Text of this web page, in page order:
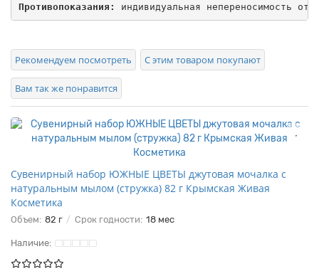
Противопоказания: индивидуальная непереносимость
Рекомендуем посмотреть С этим товаром покупают
Вам так же понравится
Сувенирный набор ЮЖНЫЕ ЦВЕТЫ джутовая мочалка с
натуральным мылом (стружка) 82 г Крымская Живая
Косметика
Объем: 82 г Срок годности: 18 мес
Наличие: